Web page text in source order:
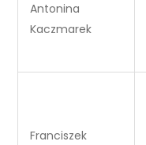
Antonina
Kaczmarek
Franciszek